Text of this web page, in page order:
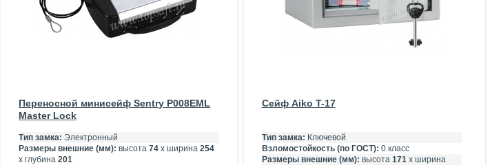
Переносной минисейф Sentry P008EML
Master Lock
Тип замка: Электронный
Размеры внешние (мм): высота74 х ширина254
х глубина201
Сейф Aiko T-17
Тип замка: Ключевой
Взломостойкость (по ГОСТ): 0 класс
Размеры внешние (мм): высота 171х ширина